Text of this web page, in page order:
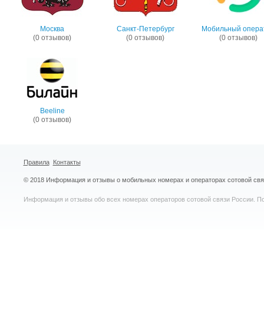
Москва
(0 отзывов)
Санкт-Петербург
(0 отзывов)
Мобильный
(0 отзывов)
Beeline
(0 отзывов)
Правила Контакты
© 2018 Информация и отзывы о мобильных номерах и операторах сотовой
Информация и отзывы обо всех номерах операторов сотовой связи России.